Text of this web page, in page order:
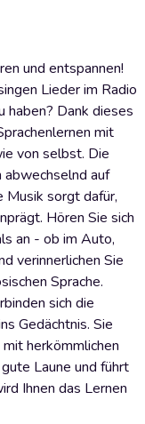
und entspannen!
Lieder im Radio
haben? Dank dieses
mit
von selbst. Die
auf
Musik sorgt dafür,
Hören Sie sich
an - ob im Auto,
verinnerlichen Sie
Sprache.
sich die
Gedächtnis. Sie
herkömmlichen
Laune und führt
Ihnen das Lernen